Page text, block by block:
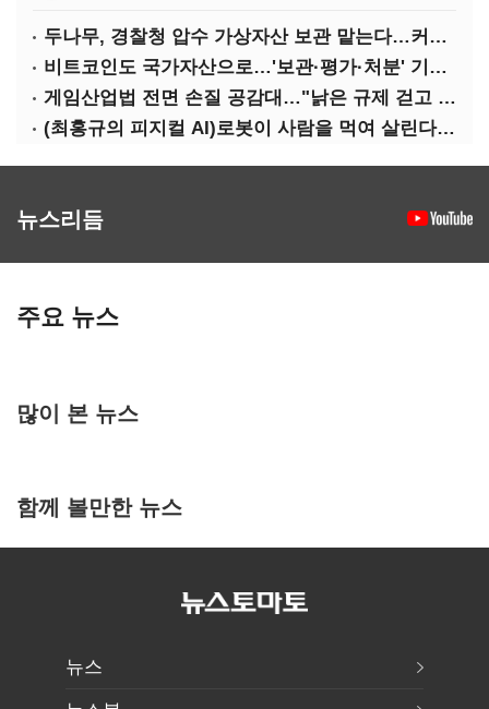
두나무, 경찰청 압수 가상자산 보관 맡는다…커스터디 사업 최종 낙찰
비트코인도 국가자산으로…'보관·평가·처분' 기준은 숙제
게임산업법 전면 손질 공감대…"낡은 규제 걷고 안전장치 촘촘히 해야"
(최홍규의 피지컬 AI)로봇이 사람을 먹여 살린다, 그런데 언제 먹여야 할지는 모른다
뉴스리듬
주요 뉴스
많이 본 뉴스
함께 볼만한 뉴스
뉴스